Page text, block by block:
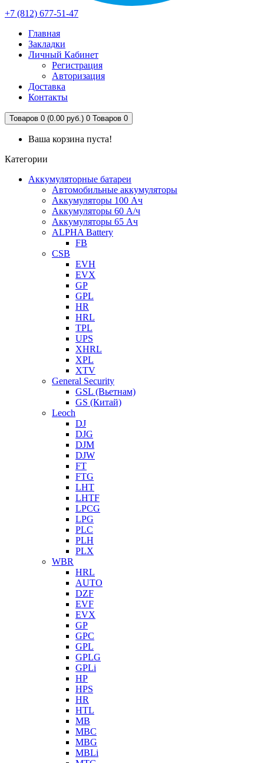
+7 (812) 677-51-47
Главная
Закладки
Личный Кабинет
Регистрация
Авторизация
Доставка
Контакты
Товаров 0 (0.00 руб.) 0 Товаров 0
Ваша корзина пуста!
Категории
Аккумуляторные батареи
Автомобильные аккумуляторы
Аккумуляторы 100 Ач
Аккумуляторы 60 А/ч
Аккумуляторы 65 Ач
ALPHA Battery
FB
CSB
EVH
EVX
GP
GPL
HR
HRL
TPL
UPS
XHRL
XPL
XTV
General Security
GSL (Вьетнам)
GS (Китай)
Leoch
DJ
DJG
DJM
DJW
FT
FTG
LHT
LHTF
LPCG
LPG
PLC
PLH
PLX
WBR
HRL
AUTO
DZF
EVF
EVX
GP
GPC
GPL
GPLG
GPLi
HP
HPS
HR
HTL
MB
MBC
MBG
MBLi